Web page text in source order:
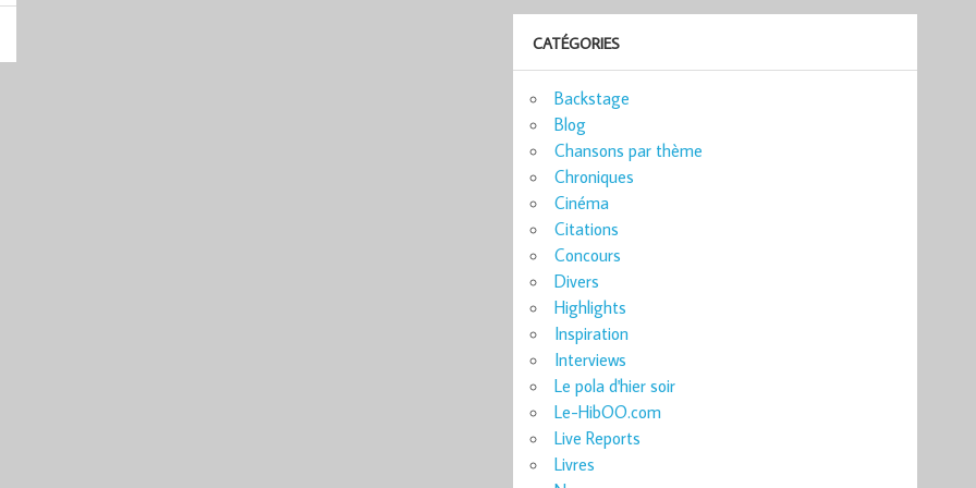
CATÉGORIES
Backstage
Blog
Chansons par thème
Chroniques
Cinéma
Citations
Concours
Divers
Highlights
Inspiration
Interviews
Le pola d'hier soir
Le-HibOO.com
Live Reports
Livres